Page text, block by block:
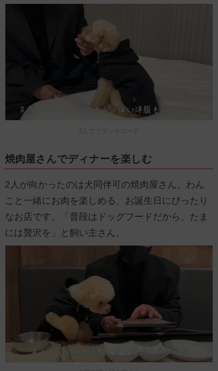
2人でブラックコーデ
焼肉屋さんでディナーを楽しむ
2人が向かったのは犬同伴可の焼肉屋さん。わん
こと一緒にお肉を楽しめる、お誕生日にぴったり
なお店です。「普段はドッグフードだから、たま
には贅沢を」と飼い主さん。